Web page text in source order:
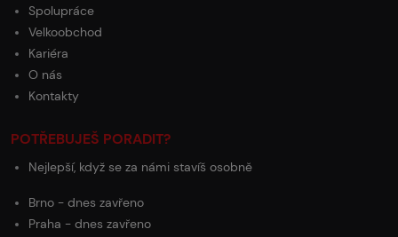
Spolupráce
Velkoobchod
Kariéra
O nás
Kontakty
POTŘEBUJEŠ PORADIT?
Nejlepší, když se za námi stavíš osobně
Brno - dnes zavřeno
Praha - dnes zavřeno